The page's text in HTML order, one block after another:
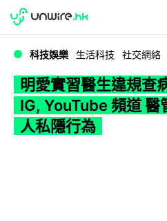
WWDC 2026
科技娛樂 生活科技 社交網絡
明愛實習醫生違規查
IG, YouTube 頻道 醫
人私隱行為